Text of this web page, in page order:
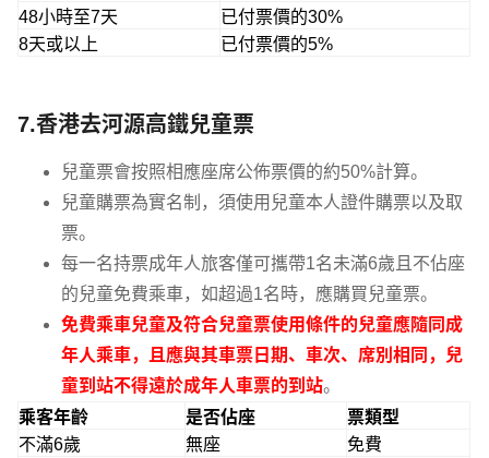
48小時至7天
已付票價的30%
8天或以上
已付票價的5%
7.香港去河源高鐵兒童票
兒童票會按照相應座席公佈票價的約50%計算。
兒童購票為實名制，須使用兒童本人證件購票以及取
票。
每一名持票成年人旅客僅可攜帶1名未滿6歲且不佔座
的兒童免費乘車，如超過1名時，應購買兒童票。
免費乘車兒童及符合兒童票使用條件的兒童應隨同成
年人乘車，且應與其車票日期、車次、席別相同，兒
童到站不得遠於成年人車票的到站。
乘客年齡
是否佔座
票類型
不滿6歲
無座
免費